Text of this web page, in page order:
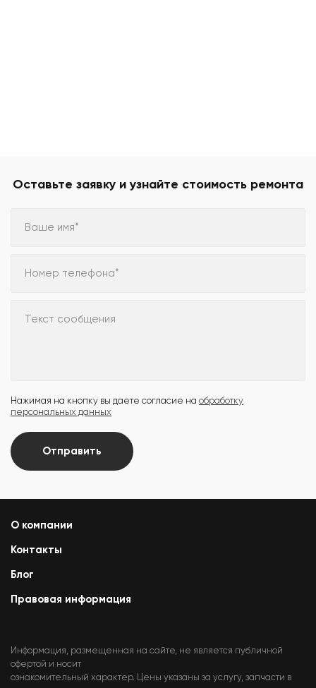
Оставьте заявку и узнайте стоимость ремонта
Ваше имя*
Номер телефона*
Текст сообщения
Нажимая на кнопку вы даете согласие на обработку
персональных данных
Отправить
О компании
Контакты
Блог
Правовая информация
Информация, размещенная на сайте, не является публичной
офертой и носит
ознакомительный характер. Цены указаны за услугу, запчасти в